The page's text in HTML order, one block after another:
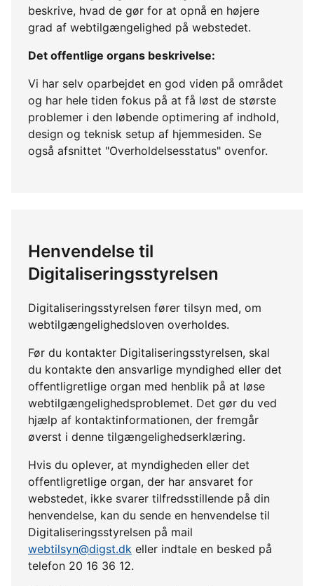
beskrive, hvad de gør for at opnå en højere
grad af webtilgængelighed på webstedet.
Det offentlige organs beskrivelse:
Vi har selv oparbejdet en god viden på området
og har hele tiden fokus på at få løst de største
problemer i den løbende optimering af indhold,
design og teknisk setup af hjemmesiden. Se
også afsnittet "Overholdelsesstatus" ovenfor.
Henvendelse til
Digitaliseringsstyrelsen
Digitaliseringsstyrelsen fører tilsyn med, om
webtilgængelighedsloven overholdes.
Før du kontakter Digitaliseringsstyrelsen, skal
du kontakte den ansvarlige myndighed eller det
offentligretlige organ med henblik på at løse
webtilgængelighedsproblemet. Det gør du ved
hjælp af kontaktinformationen, der fremgår
øverst i denne tilgængelighedserklæring.
Hvis du oplever, at myndigheden eller det
offentligretlige organ, der har ansvaret for
webstedet, ikke svarer tilfredsstillende på din
henvendelse, kan du sende en henvendelse til
Digitaliseringsstyrelsen på mail
webtilsyn@digst.dk eller indtale en besked på
telefon 20 16 36 12.